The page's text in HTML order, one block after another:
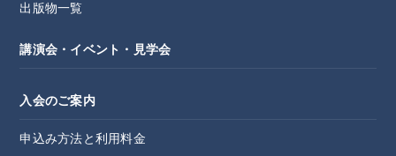
出版物一覧
講演会・イベント・見学会
入会のご案内
申込み方法と利用料金